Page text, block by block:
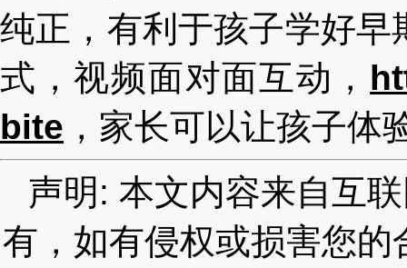
纯正，有利于孩子学好
式，视频面对面互动，
bite ，家长可以让孩子体
声明: 本文内容来自互
有，如有侵权或损害您